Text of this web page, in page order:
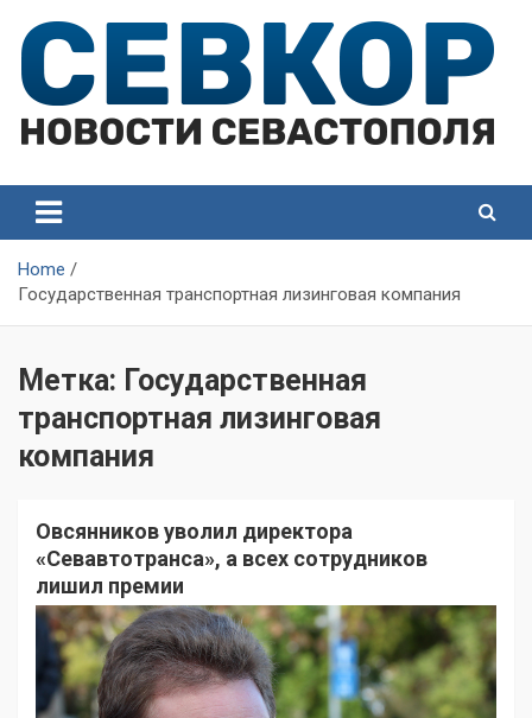
content
Севастополя
Севастополя
Home
Государственная транспортная лизинговая компания
Метка: Государственная
транспортная лизинговая
компания
Овсянников уволил директора
«Севавтотранса», а всех сотрудников
лишил премии